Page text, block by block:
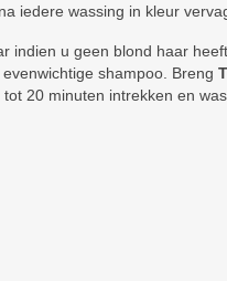
iedere wassing in kleur
indien u geen blond haar
shampoo. Breng
20 minuten intrekken en